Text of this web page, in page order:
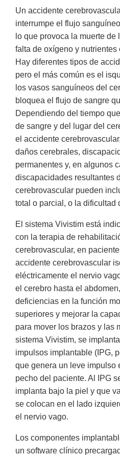
Un accidente
interrumpe el flujo
lo que provoca la muerte
falta de oxígeno y
Hay diferentes tipos de
pero el más común es el
los vasos sanguíneos del
bloquea el flujo de sangre
Dependiendo del tiempo
de sangre y del lugar del
el accidente
daños cerebrales,
permanentes y, en algunos
discapacidades resultantes
cerebrovascular pueden
total o parcial, o la dificultad
El sistema Vivistim está
con la terapia de
cerebrovascular, en
accidente cerebrovascular
eléctricamente el nervio
el cerebro hasta el
deficiencias en la función
superiores y mejorar la
para mover los brazos y las
sistema Vivistim, se
impulsos implantable (IPG,
que genera un leve impulso
pecho del paciente. Al IPG
implanta bajo la piel y que
se colocan en el lado
el nervio vago.
Los componentes
un software clínico